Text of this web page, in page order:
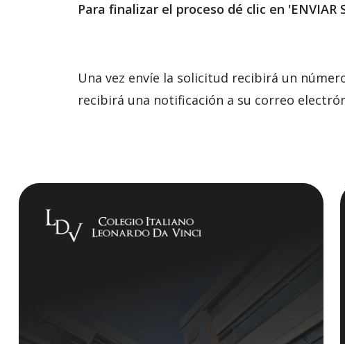
Para finalizar el proceso dé clic en 'ENVIAR
Una vez envíe la solicitud recibirá un
recibirá una notificación a su correo